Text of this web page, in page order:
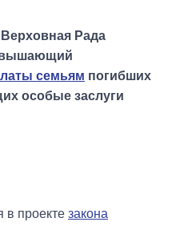
Рада
семьям погибших
особые заслуги
в проекте закона